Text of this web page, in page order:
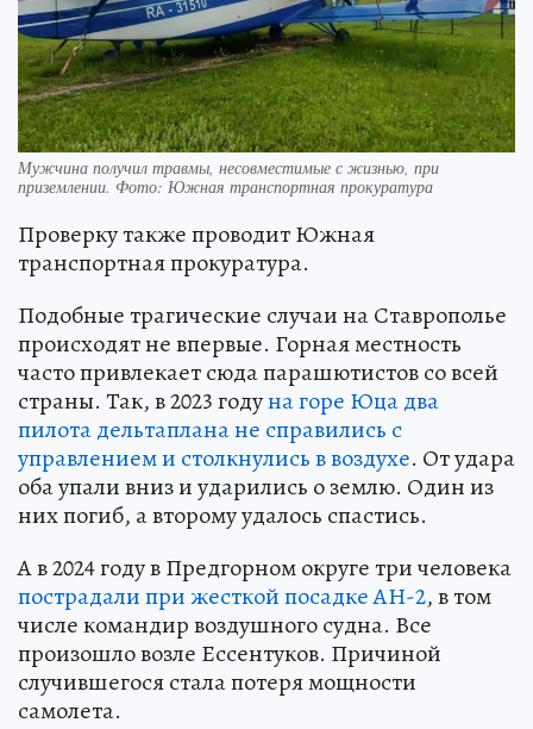
Мужчина получил травмы, несовместимые с жизнью, при
приземлении. Фото: Южная транспортная прокуратура
Проверку также проводит Южная
транспортная прокуратура.
Подобные трагические случаи на Ставрополье
происходят не впервые. Горная местность
часто привлекает сюда парашютистов со всей
страны. Так, в 2023 годуна горе Юца два
пилота дельтаплана не справились с
управлением и столкнулись в воздухе. От удара
оба упали вниз и ударились о землю. Один из
них погиб, а второму удалось спастись.
А в 2024 году в Предгорном округе три человека
пострадали при жесткой посадке АН-2, в том
числе командир воздушного судна. Все
произошло возле Ессентуков. Причиной
случившегося стала потеря мощности
самолета.